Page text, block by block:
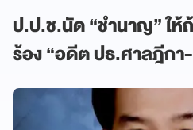
ป.ป.ช.นัด “ชำนาญ” ใ
ร้อง “อดีต ปธ.ศาลฎีก